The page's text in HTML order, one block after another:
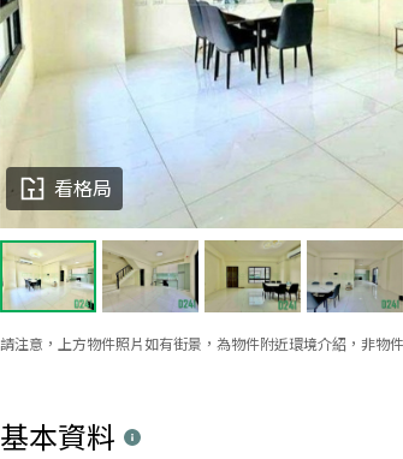
請注意，上方物件照片如有街景，為物件附近環境介紹，非物
看格局
基本資料